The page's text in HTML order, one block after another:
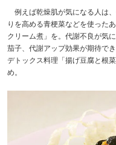
例えば乾燥肌が気になる人は
りを高める青梗菜などを使った
クリーム煮」を。代謝不良が気
茄子、代謝アップ効果が期待で
デトックス料理「揚げ豆腐と根
め。